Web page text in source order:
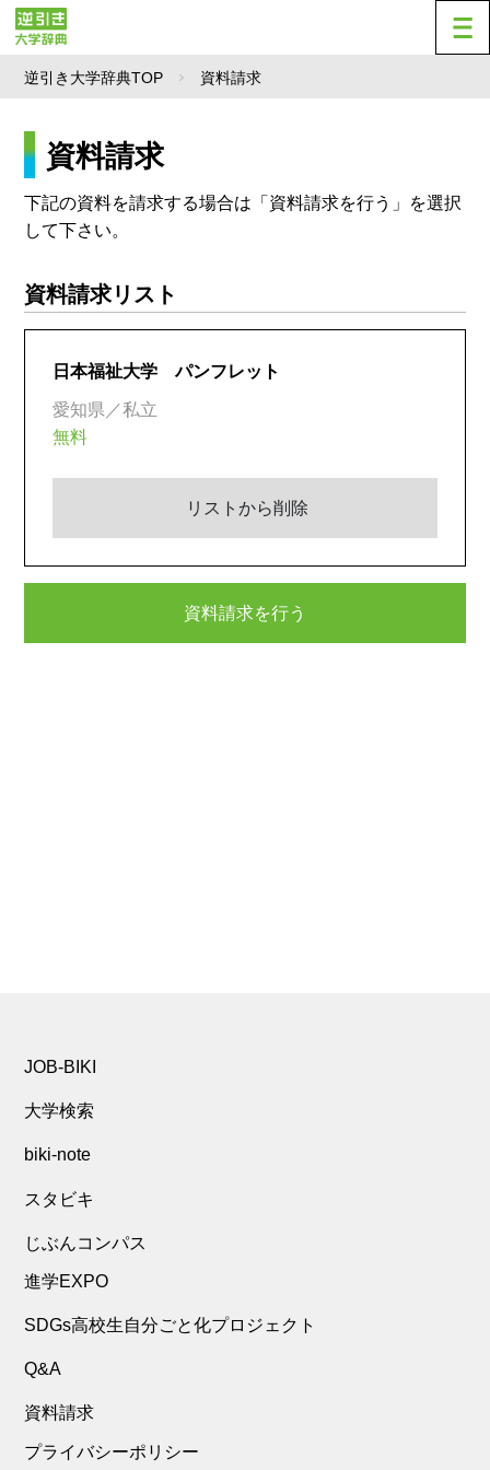
逆引き大学辞典TOP 資料請求
資料請求
下記の資料を請求する場合は「資料請求を行う」を選択
して下さい。
資料請求リスト
日本福祉大学 パンフレット
愛知県／私立
無料
リストから削除
資料請求を行う
JOB-BIKI
大学検索
biki-note
スタビキ
じぶんコンパス
進学EXPO
SDGs高校生自分ごと化プロジェクト
Q&A
資料請求
プライバシーポリシー